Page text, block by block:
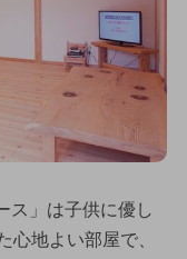
ス」は子供に優し
心地よい部屋で、